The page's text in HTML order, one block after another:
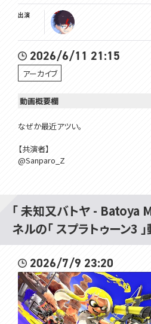
出演
2026/6/11 21:15
アーカイブ
動画概要欄
なぜか最近アツい。
【共演者】
@Sanparo_Z
BOOTHにて1stアルバム「Baguette
【通常盤】
https://batoya.booth.pm/items/
▼OP/ED
Take My Go Sound!!! feat.小春六花
https://youtu.be/GwZAH4YE1QY
#未知まった
「 未知又バトヤ - Batoya
ネルの「 スプラトゥーン3
2026/7/9 23:20